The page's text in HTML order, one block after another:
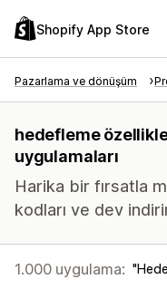
Shopify App Store
Pazarlama ve dönüşüm
hedefleme
uygulamaları
Harika bir fırsatla
kodları ve dev
1.000 uygulama: